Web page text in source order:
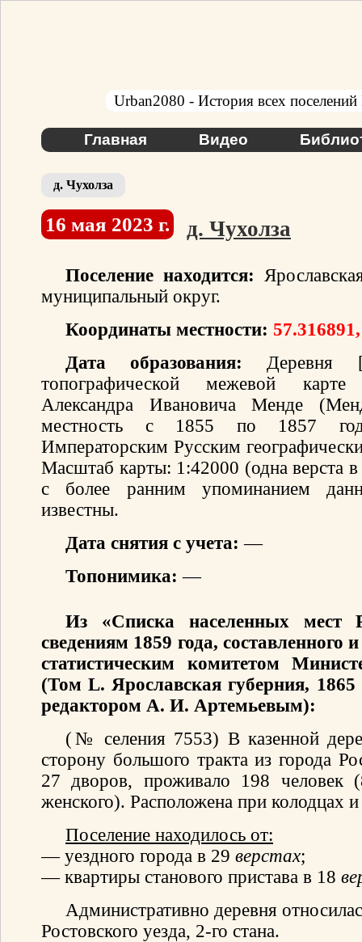
Urban2080 - История всех поселений
Главная Видео
д. Чухолза
16 мая 2023 г. д. Чухолза
Поселение находится:
муниципальный округ.
Координаты местности:
Дата образования: Деревня
топографической межевой карте
Александра Ивановича Менде
местность с 1855 по 1857
Императорским Русским
Масштаб карты: 1:42000 (одна верста
с более ранним упоминанием
известны.
Дата снятия с учета: —
Топонимика: —
Из «Списка населенных мест
сведениям 1859 года,
статистическим комитетом
(Том L. Ярославская губерния,
редактором А. И. Артемьевым):
(№ селения 7553) В казенной
сторону большого тракта из города
27 дворов, проживало 198 человек
женского). Расположена при колодцах
Поселение находилось от:
— уездного города в 29 верстах;
— квартиры станового пристава в 18
Административно деревня
Ростовского уезда, 2-го стана.